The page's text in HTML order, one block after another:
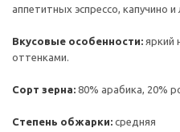
аппетитных эспрессо, капучино и
Вкусовые особенности: яркий
оттенками.
Сорт зерна: 80% арабика, 20%
Степень обжарки: средняя